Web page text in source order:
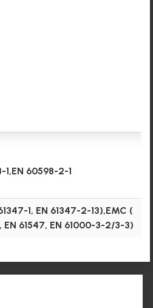
1,EN 60598-2-1
1, EN 61347-2-13),EMC (
EN 61547, EN 61000-3-2/3-3)